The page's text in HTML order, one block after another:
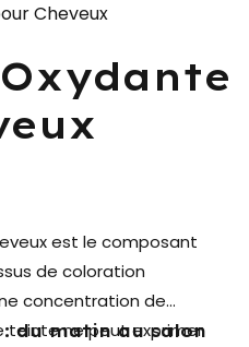
Cheveux
est le composant
de coloration
concentration de
teinte ne peut exprimer
du matin au salon